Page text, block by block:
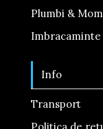
Plumbi &
Imbracaminte
Info
Transport